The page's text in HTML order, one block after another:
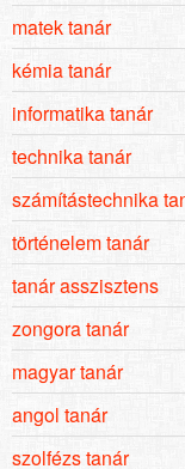
matek tanár
kémia tanár
informatika tanár
technika tanár
számítástechnika
történelem tanár
tanár asszisztens
zongora tanár
magyar tanár
angol tanár
szolfézs tanár